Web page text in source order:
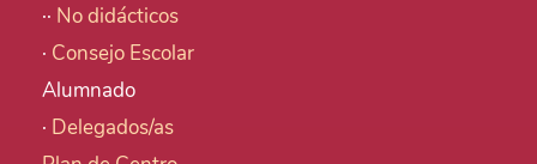
·· No didácticos
· Consejo Escolar
Alumnado
· Delegados/as